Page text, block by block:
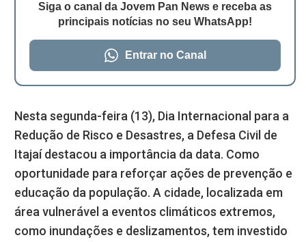
Siga o canal da Jovem Pan News e receba as
principais notícias no seu WhatsApp!
Entrar no Canal
Nesta segunda-feira (13), Dia Internacional para a
Redução de Risco e Desastres, a Defesa Civil de
Itajaí destacou a importância da data. Como
oportunidade para reforçar ações de prevenção e
educação da população. A cidade, localizada em
área vulnerável a eventos climáticos extremos,
como inundações e deslizamentos, tem investido